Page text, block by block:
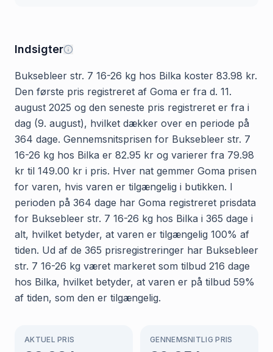
Indsigter
Buksebleer str. 7 16-26 kg hos Bilka koster 83.98 kr.
Den første pris registreret af Goma er fra d. 11.
august 2025 og den seneste pris registreret er fra i
dag (9. august), hvilket dækker over en periode på
364 dage. Gennemsnitsprisen for Buksebleer str. 7
16-26 kg hos Bilka er 82.95 kr og varierer fra 79.98
kr til 149.00 kr i pris. Hver nat gemmer Goma prisen
for varen, hvis varen er tilgængelig i butikken. I
perioden på 364 dage har Goma registreret prisdata
for Buksebleer str. 7 16-26 kg hos Bilka i 365 dage i
alt, hvilket betyder, at varen er tilgængelig 100% af
tiden. Ud af de 365 prisregistreringer har Buksebleer
str. 7 16-26 kg været markeret som tilbud 216 dage
hos Bilka, hvilket betyder, at varen er på tilbud 59%
af tiden, som den er tilgængelig.
AKTUEL PRIS GENNEMSNITLIG PRIS